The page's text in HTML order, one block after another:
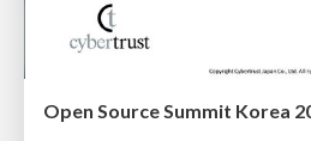
Open Source Summit Korea